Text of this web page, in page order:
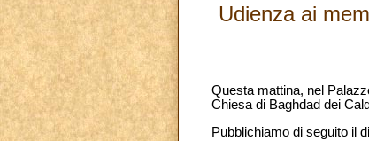
Udienza ai
Questa mattina, nel
Chiesa di Baghdad dei
Pubblichiamo di seguito il